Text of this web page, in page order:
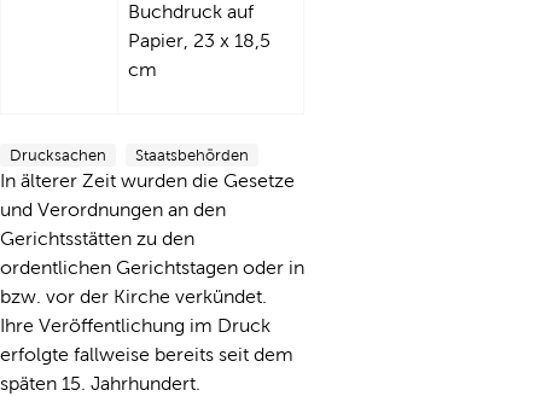
Buchdruck auf
Papier, 23 x 18,5
cm
Drucksachen Staatsbehörden
In älterer Zeit wurden die Gesetze
und Verordnungen an den
Gerichtsstätten zu den
ordentlichen Gerichtstagen oder in
bzw. vor der Kirche verkündet.
Ihre Veröffentlichung im Druck
erfolgte fallweise bereits seit dem
späten 15. Jahrhundert.